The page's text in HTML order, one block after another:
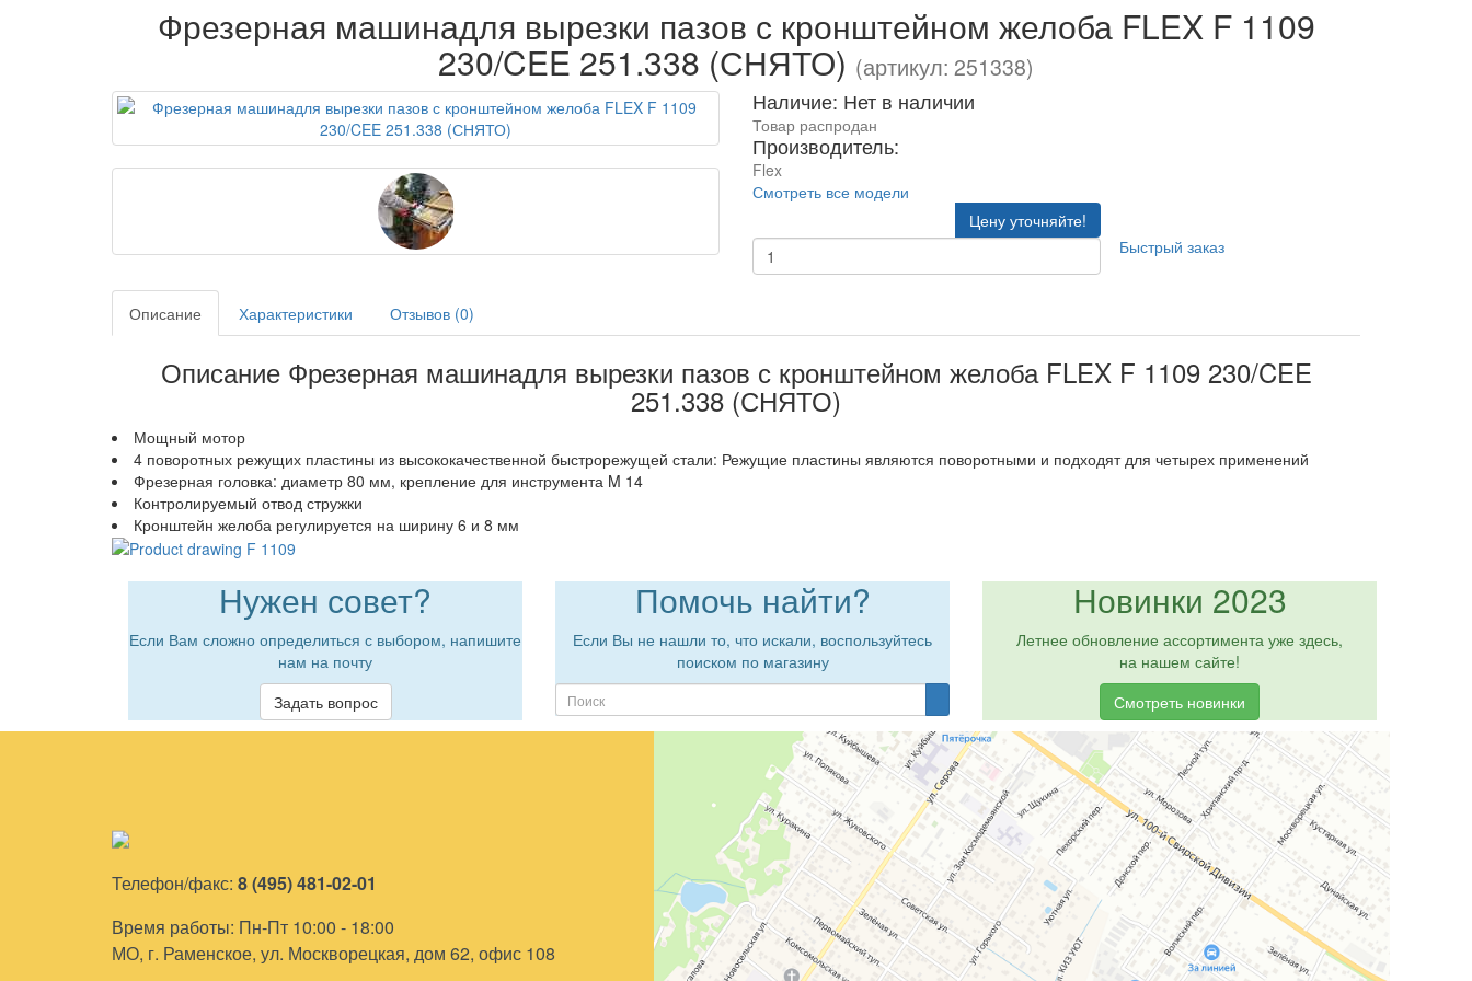
Фрезерная машинадля вырезки пазов с кронштейном желоба FLEX F 1109
230/CEE 251.338 (СНЯТО) (артикул: 251338)
Наличие: Нет в наличии
Товар распродан
Производитель:
Flex
Смотреть все модели
Цену уточняйте!
Быстрый заказ
Описание Характеристики Отзывов (0)
Описание Фрезерная машинадля вырезки пазов с кронштейном желоба FLEX F 1109 230/CEE
251.338 (СНЯТО)
Мощный мотор
4 поворотных режущих пластины из высококачественной быстрорежущей стали: Режущие пластины являются поворотными и подходят для четырех применений
Фрезерная головка: диаметр 80 мм, крепление для инструмента M 14
Контролируемый отвод стружки
Кронштейн желоба регулируется на ширину 6 и 8 мм
Нужен совет?
Если Вам сложно определиться с выбором, напишите
нам на почту
Задать вопрос
Помочь найти?
Если Вы не нашли то, что искали, воспользуйтесь
поиском по магазину
Новинки 2023
Летнее обновление ассортимента уже здесь,
на нашем сайте!
Смотреть новинки
Телефон/факс: 8 (495) 481-02-01
Время работы: Пн-Пт 10:00 - 18:00
МО, г. Раменское, ул. Москворецкая, дом 62, офис 108